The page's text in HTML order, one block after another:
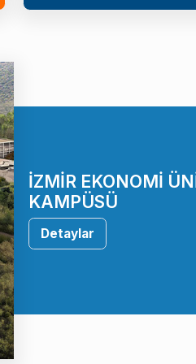
İZMİR EKONOMİ
KAMPÜSÜ
Detaylar